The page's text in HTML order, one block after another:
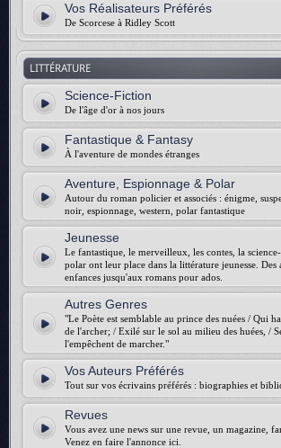
Vos Réalisateurs Préférés
De Scorcese à Ridley Scott
LITTÉRATURE
Science-Fiction
De l'âge d'or à nos jours
Fantastique & Fantasy
À l'aventure de mondes étranges
Aventure, Espionnage & Polar
Autour du roman policier et associés : énigme,
noir, espionnage, western, polar fantastique
Jeunesse
Le fantastique, le merveilleux, les contes, la
polar ont leur place dans la littérature jeunesse. Des
enfances jusqu'aux romans pour ados.
Autres Genres
"Le Poète est semblable au prince des nuées / Qui
de l'archer; / Exilé sur le sol au milieu des huées, /
l'empêchent de marcher."
Vos Auteurs Préférés
Tout sur vos écrivains préférés : biographies et
Revues
Vous avez une news sur une revue, un magazine,
Venez en faire l'annonce ici.